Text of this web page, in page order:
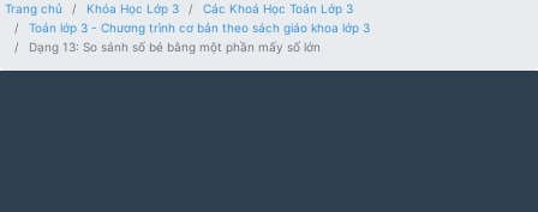
Trang chủ Khóa Học Lớp 3
Các Khoá Học Toán Lớp 3
Toán lớp 3 - Chương trình cơ bản theo sách giáo khoa lớp 3
Dạng 13: So sánh số bé bằng một phần mấy số lớn